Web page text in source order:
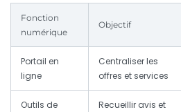
Fonction
numérique
Objectif
Portail en
ligne
Centraliser les
offres et services
Outils de
Recueillir avis et